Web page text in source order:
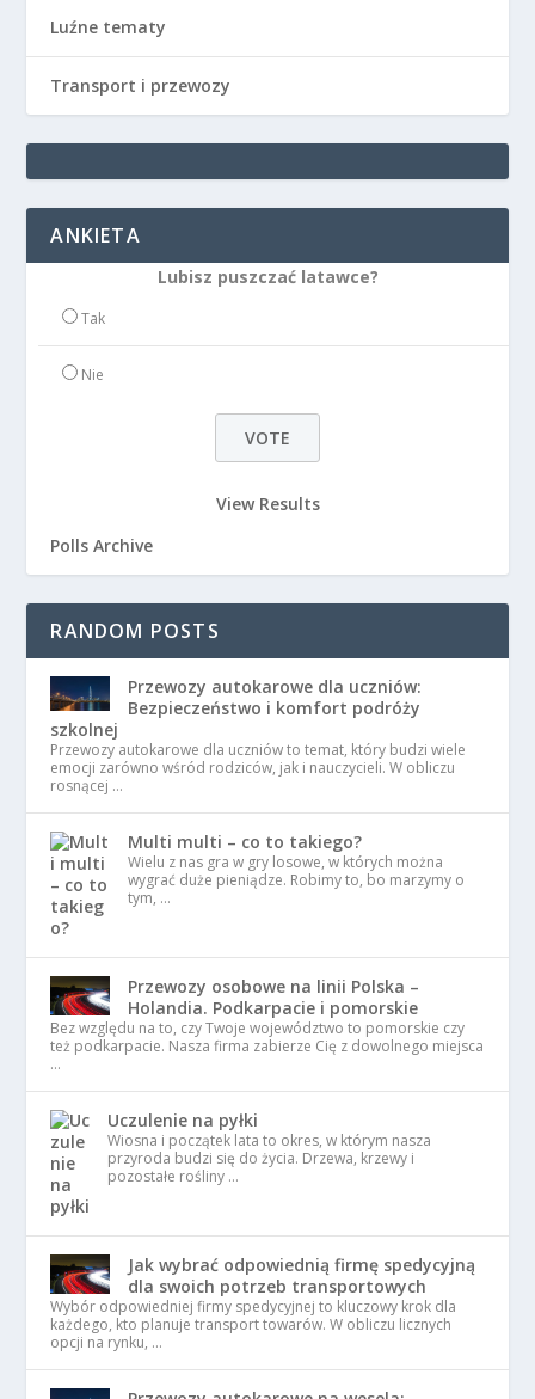
Luźne tematy
Transport i przewozy
ANKIETA
Lubisz puszczać latawce?
Tak
Nie
View Results
Polls Archive
RANDOM POSTS
Przewozy autokarowe dla uczniów:
Bezpieczeństwo i komfort podróży
szkolnej
Przewozy autokarowe dla uczniów to temat, który budzi wiele
emocji zarówno wśród rodziców, jak i nauczycieli. W obliczu
rosnącej …
Multi multi – co to takiego?
Wielu z nas gra w gry losowe, w których można
wygrać duże pieniądze. Robimy to, bo marzymy o
tym, …
Przewozy osobowe na linii Polska –
Holandia. Podkarpacie i pomorskie
Bez względu na to, czy Twoje województwo to pomorskie czy
też podkarpacie. Nasza firma zabierze Cię z dowolnego miejsca
…
Uczulenie na pyłki
Wiosna i początek lata to okres, w którym nasza
przyroda budzi się do życia. Drzewa, krzewy i
pozostałe rośliny …
Jak wybrać odpowiednią firmę spedycyjną
dla swoich potrzeb transportowych
Wybór odpowiedniej firmy spedycyjnej to kluczowy krok dla
każdego, kto planuje transport towarów. W obliczu licznych
opcji na rynku, …